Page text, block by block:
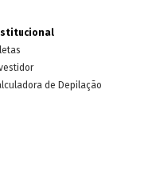
de Depilação